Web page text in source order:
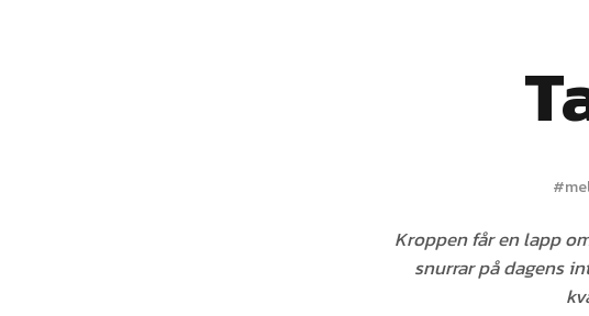
#
Kroppen får en lapp
snurrar på dagens